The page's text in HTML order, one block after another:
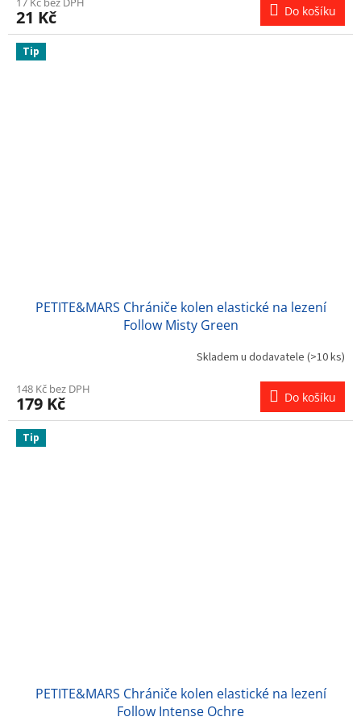
21 Kč Do košíku
Tip
PETITE&MARS Chrániče kolen elastické na lezení
Follow Misty Green
Skladem u dodavatele (>10 ks)
148 Kč bez DPH
179 Kč Do košíku
Tip
PETITE&MARS Chrániče kolen elastické na lezení
Follow Intense Ochre